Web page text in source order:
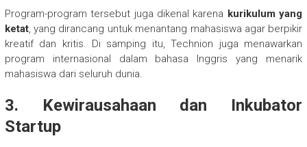
Program-program tersebut juga dikenal karena kurikulum yang
ketat, yang dirancang untuk menantang mahasiswa agar berpikir
kreatif dan kritis. Di samping itu, Technion juga menawarkan
program internasional dalam bahasa Inggris yang menarik
mahasiswa dari seluruh dunia.
3. Kewirausahaan dan Inkubator
Startup